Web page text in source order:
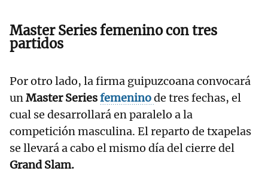
Master Series femenino con tres
partidos
Por otro lado, la firma guipuzcoana convocará
unMaster Seriesfemeninode tres fechas, el
cual se desarrollará en paralelo a la
competición masculina. El reparto de txapelas
se llevará a cabo el mismo día del cierre del
Grand Slam.